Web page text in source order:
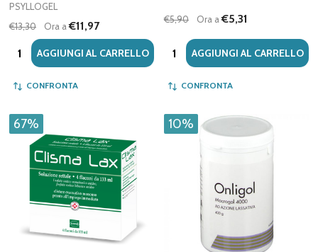
PSYLLOGEL
€13,30
Ora a€11,97
Quantità:AGGIUNGI AL CARRELLO
CONFRONTA
€5,90 Ora a€5,31
Quantità:AGGIUNGI AL CARRELLO
CONFRONTA
67% 10%